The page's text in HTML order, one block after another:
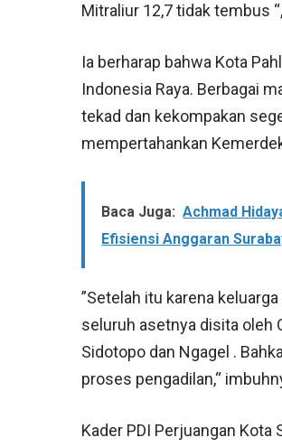
Mitraliur 12,7 tidak tembus
Ia berharap bahwa Kota
Indonesia Raya. Berbagai
tekad dan kekompakan
mempertahankan
Baca Juga: Achmad
Efisiensi Anggaran
”Setelah itu karena
seluruh asetnya disita oleh
Sidotopo dan Ngagel .
proses pengadilan,“
Kader PDI Perjuangan